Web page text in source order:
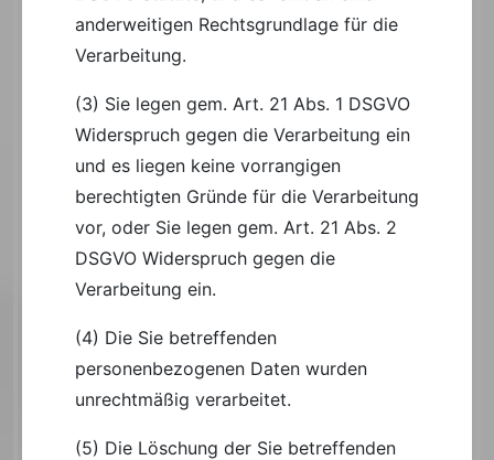
anderweitigen Rechtsgrundlage für die
Verarbeitung.
(3) Sie legen gem. Art. 21 Abs. 1 DSGVO
Widerspruch gegen die Verarbeitung ein
und es liegen keine vorrangigen
berechtigten Gründe für die Verarbeitung
vor, oder Sie legen gem. Art. 21 Abs. 2
DSGVO Widerspruch gegen die
Verarbeitung ein.
(4) Die Sie betreffenden
personenbezogenen Daten wurden
unrechtmäßig verarbeitet.
(5) Die Löschung der Sie betreffenden